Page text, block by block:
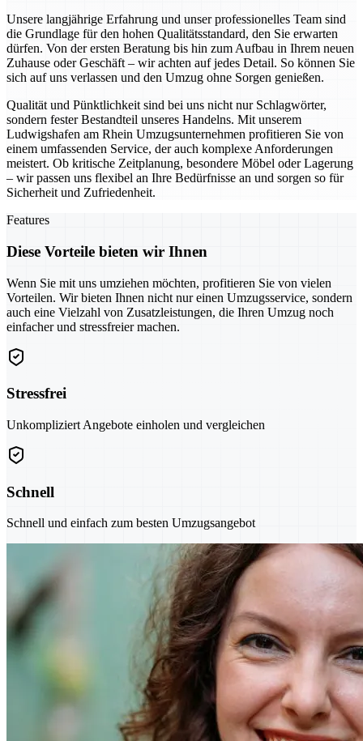
Unsere langjährige Erfahrung und unser professionelles Team sind
die Grundlage für den hohen Qualitätsstandard, den Sie erwarten
dürfen. Von der ersten Beratung bis hin zum Aufbau in Ihrem neuen
Zuhause oder Geschäft – wir achten auf jedes Detail. So können Sie
sich auf uns verlassen und den Umzug ohne Sorgen genießen.
Qualität und Pünktlichkeit sind bei uns nicht nur Schlagwörter,
sondern fester Bestandteil unseres Handelns. Mit unserem
Ludwigshafen am Rhein Umzugsunternehmen profitieren Sie von
einem umfassenden Service, der auch komplexe Anforderungen
meistert. Ob kritische Zeitplanung, besondere Möbel oder Lagerung
– wir passen uns flexibel an Ihre Bedürfnisse an und sorgen so für
Sicherheit und Zufriedenheit.
Features
Diese Vorteile bieten wir Ihnen
Wenn Sie mit uns umziehen möchten, profitieren Sie von vielen
Vorteilen. Wir bieten Ihnen nicht nur einen Umzugsservice, sondern
auch eine Vielzahl von Zusatzleistungen, die Ihren Umzug noch
einfacher und stressfreier machen.
Stressfrei
Unkompliziert Angebote einholen und vergleichen
Schnell
Schnell und einfach zum besten Umzugsangebot